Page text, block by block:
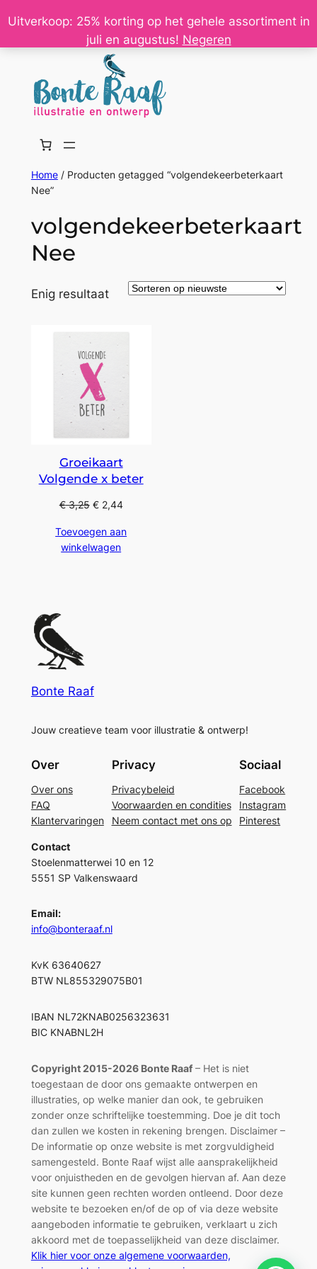
Uitverkoop: 25% korting op het gehele assortiment in
juli en augustus! Negeren
Ga
de
Home/ Producten getagged “volgendekeerbeterkaart
Nee”
volgendekeerbeterkaart
Nee
Enig resultaat
Groeikaart
Volgende x beter
€3,25 €2,44
Toevoegen aan
winkelwagen
Bonte Raaf
Jouw creatieve team voor illustratie & ontwerp!
Over
Over ons
FAQ
Klantervaringen
Privacy
Privacybeleid
Voorwaarden en condities
Neem contact met ons op
Sociaal
Facebook
Instagram
Pinterest
Contact
Stoelenmatterwei 10 en 12
5551 SP Valkenswaard
Email:
info@bonteraaf.nl
KvK 63640627
BTW NL855329075B01
IBAN NL72KNAB0256323631
BIC KNABNL2H
Copyright 2015-2026 Bonte Raaf– Het is niet
toegestaan de door ons gemaakte ontwerpen en
illustraties, op welke manier dan ook, te gebruiken
zonder onze schriftelijke toestemming. Doe je dit toch
dan zullen we kosten in rekening brengen. Disclaimer –
De informatie op onze website is met zorgvuldigheid
samengesteld. Bonte Raaf wijst alle aansprakelijkheid
voor onjuistheden en de gevolgen hiervan af. Aan deze
site kunnen geen rechten worden ontleend. Door deze
website te bezoeken en/of de op of via deze website
aangeboden informatie te gebruiken, verklaart u zich
akkoord met de toepasselijkheid van deze disclaimer.
Klik hier voor onze algemene voorwaarden,